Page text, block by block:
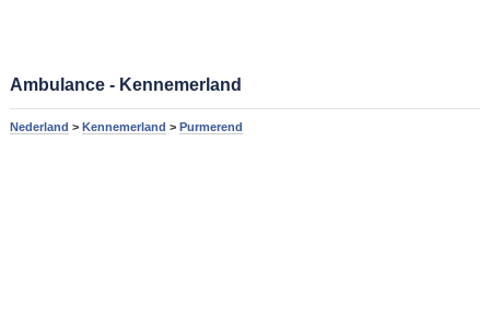
Ambulance - Kennemerland
Nederland > Kennemerland > Purmerend